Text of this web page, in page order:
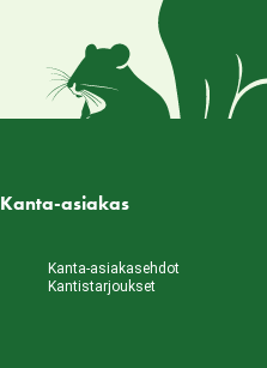
Kanta-asiakas
Kanta-asiakasehdot
Kantistarjoukset